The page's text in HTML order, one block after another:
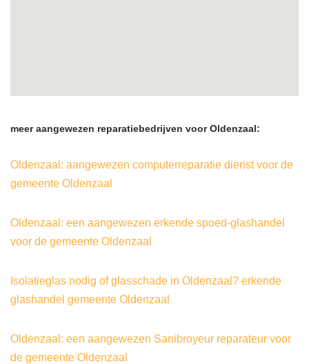
meer aangewezen reparatiebedrijven voor Oldenzaal:
Oldenzaal: aangewezen computerreparatie dienst voor de
gemeente Oldenzaal
Oldenzaal: een aangewezen erkende spoed-glashandel
voor de gemeente Oldenzaal
Isolatieglas nodig of glasschade in Oldenzaal? erkende
glashandel gemeente Oldenzaal
Oldenzaal: een aangewezen Sanibroyeur reparateur voor
de gemeente Oldenzaal